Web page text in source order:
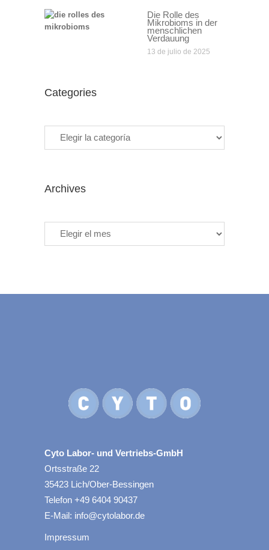
Die Rolle des
Mikrobioms in der
menschlichen
Verdauung
13 de julio de 2025
Categories
Archives
Cyto Labor- und Vertriebs-GmbH
Ortsstraße 22
35423 Lich/Ober-Bessingen
Telefon +49 6404 90437
E-Mail: info@cytolabor.de
Impressum